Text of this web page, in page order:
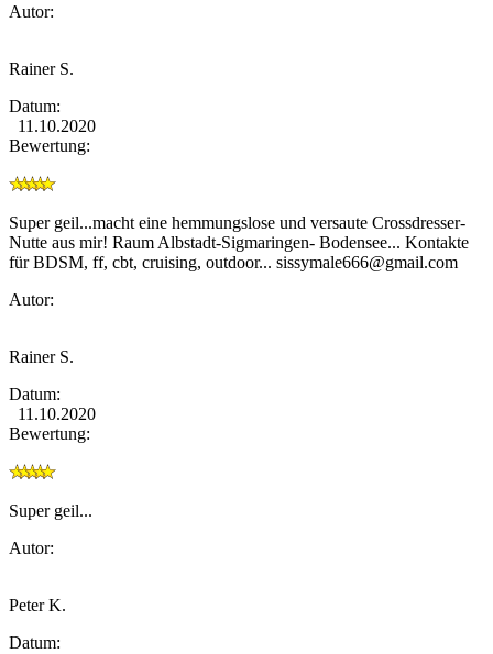
Autor:
Rainer S.
Datum:
11.10.2020
Bewertung:
Super geil...macht eine hemmungslose und versaute Crossdresser-
Nutte aus mir! Raum Albstadt-Sigmaringen- Bodensee... Kontakte
für BDSM, ff, cbt, cruising, outdoor... sissymale666@gmail.com
Autor:
Rainer S.
Datum:
11.10.2020
Bewertung:
Super geil...
Autor:
Peter K.
Datum: